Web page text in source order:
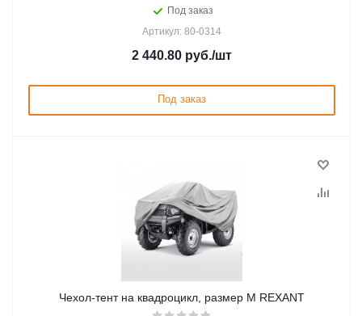
Под заказ
Артикул: 80-0314
2 440.80 руб./шт
Под заказ
Чеxол-тент на квадроцикл, размер M REXANT